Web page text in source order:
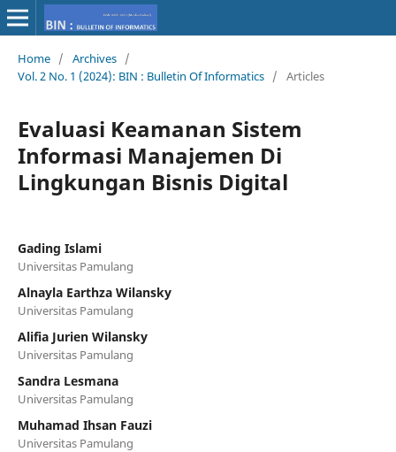
Home / Archives /
Vol. 2 No. 1 (2024): BIN : Bulletin Of Informatics / Articles
Evaluasi Keamanan Sistem
Informasi Manajemen Di
Lingkungan Bisnis Digital
Gading Islami
Universitas Pamulang
Alnayla Earthza Wilansky
Universitas Pamulang
Alifia Jurien Wilansky
Universitas Pamulang
Sandra Lesmana
Universitas Pamulang
Muhamad Ihsan Fauzi
Universitas Pamulang